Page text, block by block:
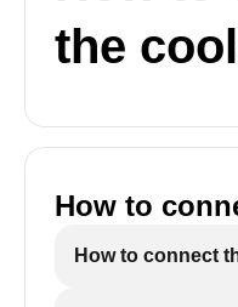
the
How to
How to connect